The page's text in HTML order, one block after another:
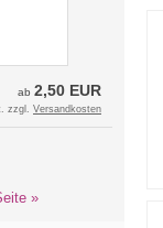
ab 2,50 EUR
zzgl. Versandkosten
»